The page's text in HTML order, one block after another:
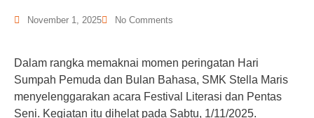
November 1, 2025 No Comments
Dalam rangka memaknai momen peringatan Hari
Sumpah Pemuda dan Bulan Bahasa, SMK Stella Maris
menyelenggarakan acara Festival Literasi dan Pentas
Seni. Kegiatan itu dihelat pada Sabtu, 1/11/2025.